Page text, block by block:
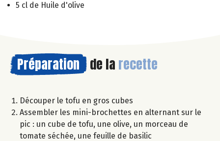
5 cl de Huile d'olive
Préparation de la recette
Découper le tofu en gros cubes
Assembler les mini-brochettes en alternant sur le
pic : un cube de tofu, une olive, un morceau de
tomate séchée, une feuille de basilic